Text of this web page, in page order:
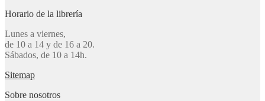
Horario de la librería
Lunes a viernes,
de 10 a 14 y de 16 a 20.
Sábados, de 10 a 14h.
Sitemap
Sobre nosotros